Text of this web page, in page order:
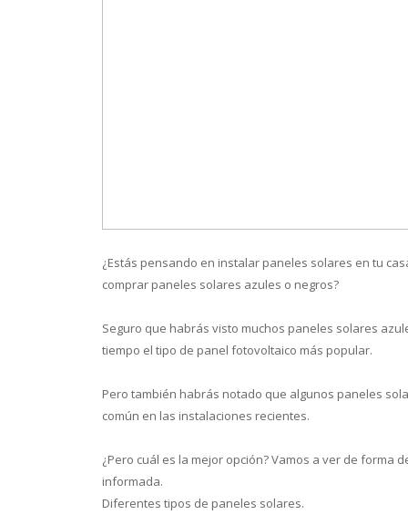
¿Estás pensando en instalar paneles solares en tu
comprar paneles solares azules o negros?
Seguro que habrás visto muchos paneles solares
tiempo el tipo de panel fotovoltaico más popular.
Pero también habrás notado que algunos paneles
común en las instalaciones recientes.
¿Pero cuál es la mejor opción? Vamos a ver de
informada.
Diferentes tipos de paneles solares.